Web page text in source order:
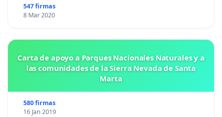
547 firmas
8 Mar 2020
Carta de apoyo a Parques Nacionales Naturales y a
las comunidades de la Sierra Nevada de Santa
Marta
580 firmas
16 Jan 2019